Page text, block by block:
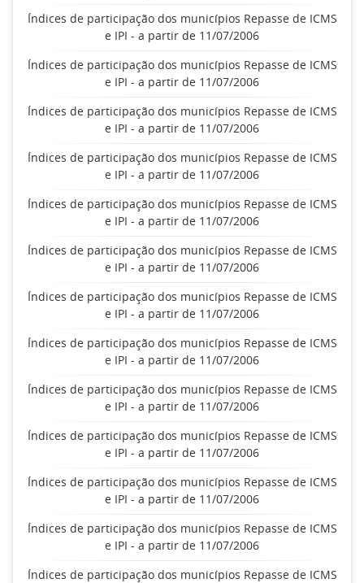
Índices de participação dos municípios Repasse de ICMS
e IPI - a partir de 11/07/2006
Índices de participação dos municípios Repasse de ICMS
e IPI - a partir de 11/07/2006
Índices de participação dos municípios Repasse de ICMS
e IPI - a partir de 11/07/2006
Índices de participação dos municípios Repasse de ICMS
e IPI - a partir de 11/07/2006
Índices de participação dos municípios Repasse de ICMS
e IPI - a partir de 11/07/2006
Índices de participação dos municípios Repasse de ICMS
e IPI - a partir de 11/07/2006
Índices de participação dos municípios Repasse de ICMS
e IPI - a partir de 11/07/2006
Índices de participação dos municípios Repasse de ICMS
e IPI - a partir de 11/07/2006
Índices de participação dos municípios Repasse de ICMS
e IPI - a partir de 11/07/2006
Índices de participação dos municípios Repasse de ICMS
e IPI - a partir de 11/07/2006
Índices de participação dos municípios Repasse de ICMS
e IPI - a partir de 11/07/2006
Índices de participação dos municípios Repasse de ICMS
e IPI - a partir de 11/07/2006
Índices de participação dos municípios Repasse de ICMS